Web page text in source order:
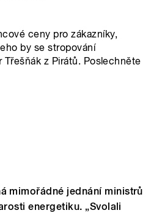
ceny pro zákazníky,
by se stropování
z Pirátů. Poslechněte
mimořádné jednání ministrů
energetiku. „Svolali